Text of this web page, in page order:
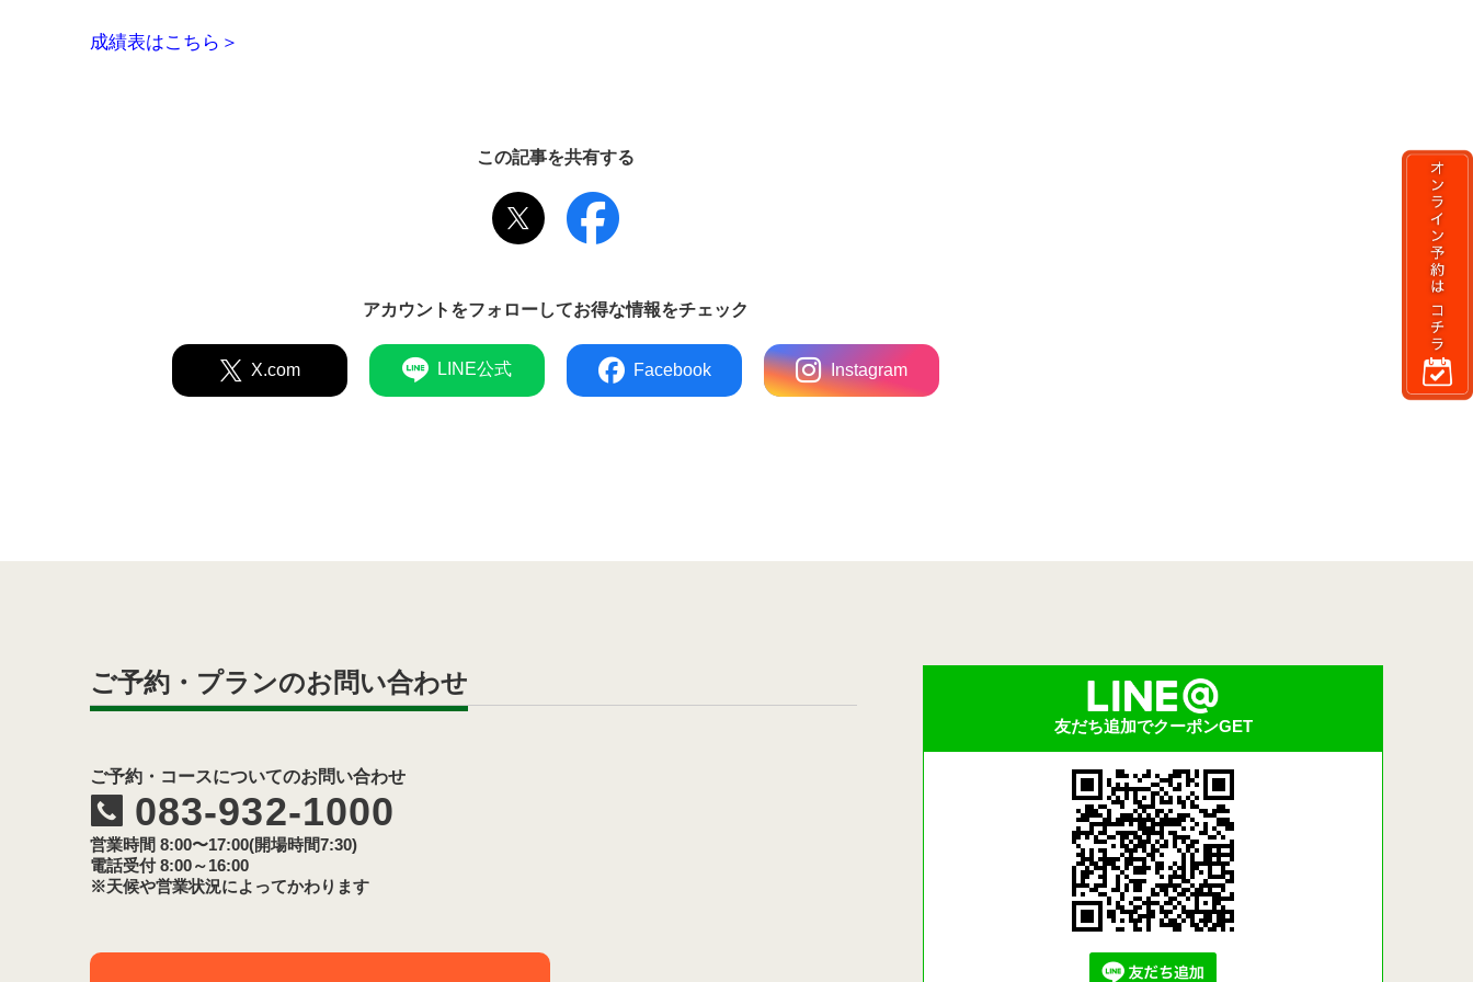
成績表はこちら＞
この記事を共有する
アカウントをフォローしてお得な情報をチェック
X.com LINE公式 Facebook Instagram
ご予約・プランのお問い合わせ
ご予約・コースについてのお問い合わせ
083-932-1000
営業時間 8:00〜17:00(開場時間7:30)
電話受付 8:00～16:00
※天候や営業状況によってかわります
友だち追加でクーポンGET